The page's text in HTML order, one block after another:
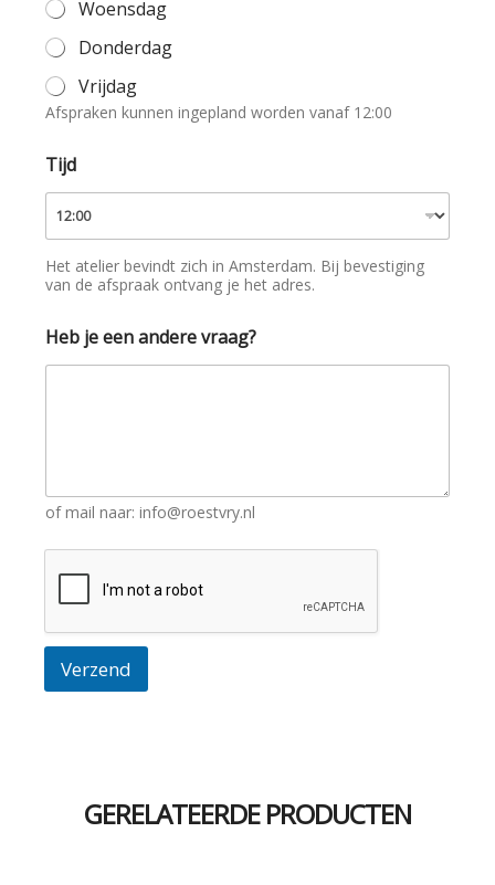
Woensdag
Donderdag
Vrijdag
Afspraken kunnen ingepland worden vanaf 12:00
Tijd
Het atelier bevindt zich in Amsterdam. Bij bevestiging
van de afspraak ontvang je het adres.
Heb je een andere vraag?
of mail naar: info@roestvry.nl
Verzend
GERELATEERDE PRODUCTEN